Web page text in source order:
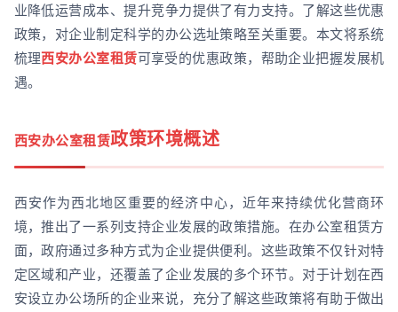
业降低运营成本、提升竞争力提供了有力支持。了解这些优惠
政策，对企业制定科学的办公选址策略至关重要。本文将系统
梳理西安办公室租赁可享受的优惠政策，帮助企业把握发展机
遇。
西安办公室租赁政策环境概述
西安作为西北地区重要的经济中心，近年来持续优化营商环
境，推出了一系列支持企业发展的政策措施。在办公室租赁方
面，政府通过多种方式为企业提供便利。这些政策不仅针对特
定区域和产业，还覆盖了企业发展的多个环节。对于计划在西
安设立办公场所的企业来说，充分了解这些政策将有助于做出